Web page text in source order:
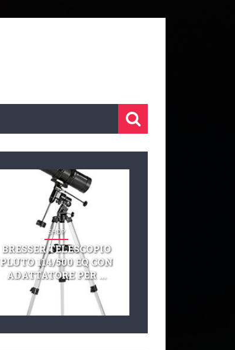
SHOP
BRESSER TELESCOPIO
PLUTO 114/500 EQ CON
ADATTATORE PER ...